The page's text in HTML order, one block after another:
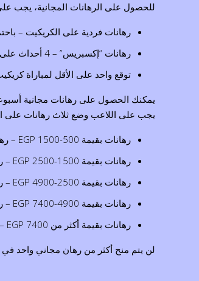
للحصول على الرهانات المجانية، يجب
رهانات فردية على الكريكيت –
رهانات “إكسبريس” – 4 أحداث على الأقل في القسيمة باحتمالات 1.5 أو أعلى لكل مباراة، بما في ذلك
توقع واحد على الأقل لمباراة
يمكنك الحصول على رهانات مجانية
يجب على اللاعب وضع ثلاث رهانات على الأقل خلال 7 أيام للحصول على المكافأة. نوضح فيما يلي كيف تنعكس مبالغ الرهانات
رهانات بقيمة 500-1500 EGP – رهان مجاني بقيمة 100 EGP؛
رهانات بقيمة 1500-2500 EGP – رهان مجاني بقيمة 100 EGP؛
رهانات بقيمة 2500-4900 EGP – رهان مجاني بقيمة 200 EGP؛
رهانات بقيمة 4900-7400 EGP – رهان مجاني بقيمة 500 EGP؛
رهانات بقيمة أكثر من 7400 EGP – رهان مجاني بقيمة 700 EGP.
لن يتم منح أكثر من رهان مجاني واحد